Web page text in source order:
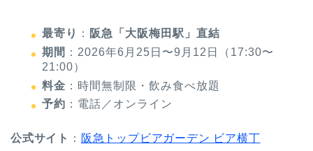
最寄り ： 阪急「大阪梅田駅」直結
期間 ：2026年6月25日〜9月12日（17:30〜
21:00）
料金 ：時間無制限・飲み食べ放題
予約 ：電話／オンライン
公式サイト ： 阪急トップビアガーデン ビア横丁